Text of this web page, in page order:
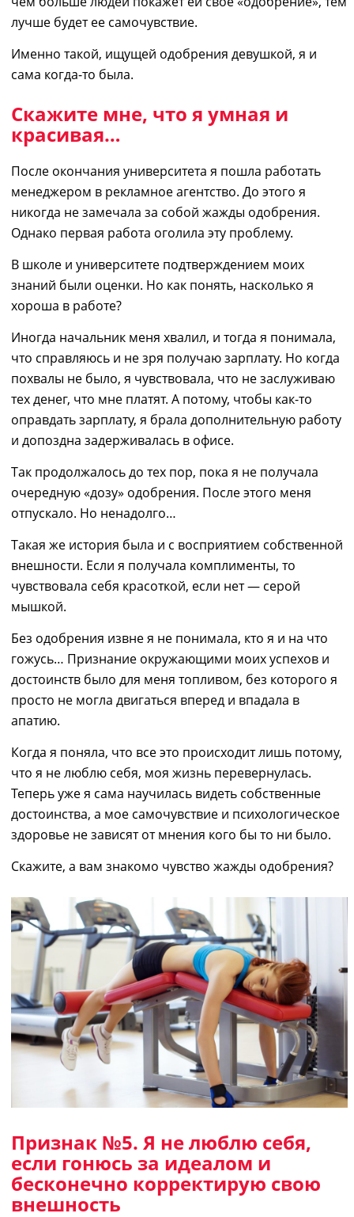
лучше будет ее самочувствие.
Именно такой, ищущей одобрения девушкой, я и
сама когда-то была.
Скажите мне, что я умная и
красивая…
После окончания университета я пошла работать
менеджером в рекламное агентство. До этого я
никогда не замечала за собой жажды одобрения.
Однако первая работа оголила эту проблему.
В школе и университете подтверждением моих
знаний были оценки. Но как понять, насколько я
хороша в работе?
Иногда начальник меня хвалил, и тогда я понимала,
что справляюсь и не зря получаю зарплату. Но когда
похвалы не было, я чувствовала, что не заслуживаю
тех денег, что мне платят. А потому, чтобы как-то
оправдать зарплату, я брала дополнительную работу
и допоздна задерживалась в офисе.
Так продолжалось до тех пор, пока я не получала
очередную«дозу» одобрения. После этого меня
отпускало. Но ненадолго…
Такая же история была и с восприятием собственной
внешности. Если я получала комплименты, то
чувствовала себя красоткой, если нет — серой
мышкой.
Без одобрения извне я не понимала, кто я и на что
гожусь… Признание окружающими моих успехов и
достоинств было для меня топливом, без которого я
просто не могла двигаться вперед и впадала в
апатию.
Когда я поняла, что все это происходитлишь потому,
что я не люблю себя, моя жизнь перевернулась.
Теперь уже я сама научилась видеть собственные
достоинства, а мое самочувствие и психологическое
здоровье не зависят от мнения кого бы то ни было.
Скажите, а вам знакомо чувство жажды одобрения?
Признак №5. Я не люблю себя,
если гонюсь за идеалом и
бесконечно корректирую свою
внешность